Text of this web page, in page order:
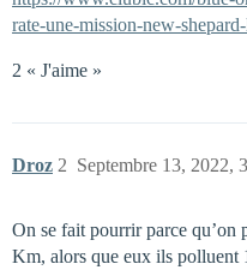
rate-une-mission-new-
2 « J'aime »
Droz Septembre 13, 2022,
2
On se fait pourrir parce
Km, alors que eux ils polluent